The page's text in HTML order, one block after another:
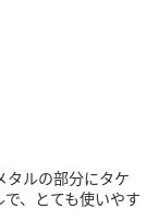
タルの部分にタケ
、とても使いやす